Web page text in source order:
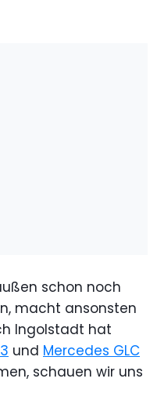
schon noch
macht ansonsten
Ingolstadt hat
und Mercedes GLC
schauen wir uns